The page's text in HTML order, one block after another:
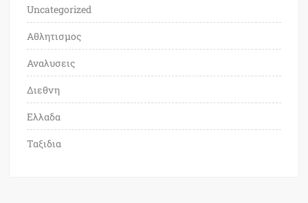
Uncategorized
Αθλητισμος
Αναλυσεις
Διεθνη
Ελλαδα
Ταξιδια